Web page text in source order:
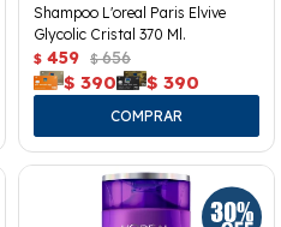
Shampoo L'oreal Paris Elvive
Glycolic Cristal 370 Ml.
$ 459 $ 656
$ 390 $ 390